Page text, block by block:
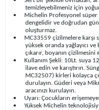
temizleyebilmeniz için
•
Michelin Profesyonel süper
dengelidir ve doğrudan
oluşturmaz.
•
MC33559 çizilmelere karşı
yüksek oranda yağlayıcı
çıkarır, boyanın çizilmesini
•
Kullanım Şekli: 10Lt. suya
ilave edin ve karıştırın.
MC32507) kirleri kolayca
durulayın. Güderi veya
aracınızı kurulayın.
•
Uyarı: Çocukların
•
Yüksek Michelin